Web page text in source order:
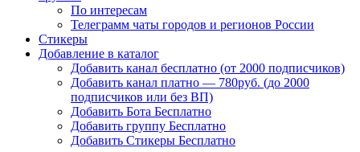
По интересам
Телеграмм чаты городов и регионов России
Стикеры
Добавление в каталог
Добавить канал бесплатно (от 2000 подписчиков)
Добавить канал платно — 780руб. (до 2000
подписчиков или без ВП)
Добавить Бота Бесплатно
Добавить группу Бесплатно
Добавить Стикеры Бесплатно